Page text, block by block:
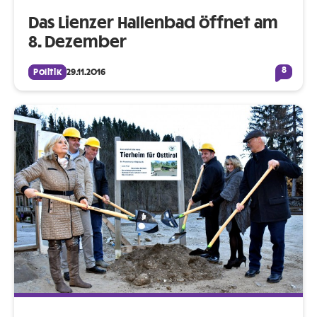
Das Lienzer Hallenbad öffnet am
8. Dezember
Politik 29.11.2016 8